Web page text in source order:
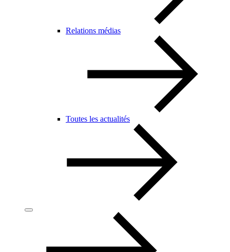
Relations médias
Toutes les actualités